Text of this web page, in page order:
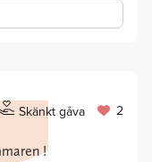
Skänkt gåva 2
!